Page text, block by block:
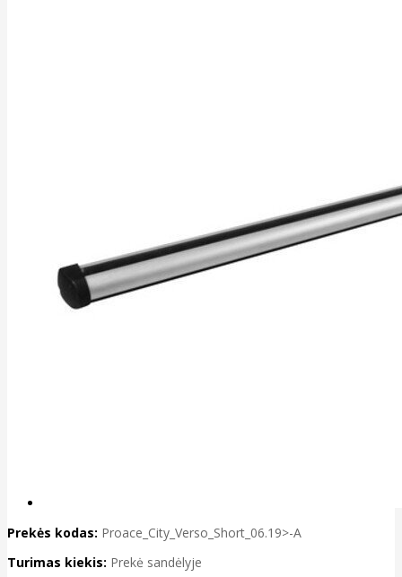
Prekės kodas: Proace_City_Verso_Short_06.19>-A
Turimas kiekis: Prekė sandėlyje